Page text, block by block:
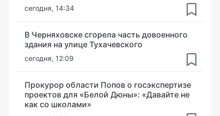
сегодня, 14:34
В Черняховске сгорела часть довоенного
здания на улице Тухачевского
сегодня, 12:09
Прокурор области Попов о госэкспертизе
проектов для «Белой Дюны»: «Давайте не
как со школами»